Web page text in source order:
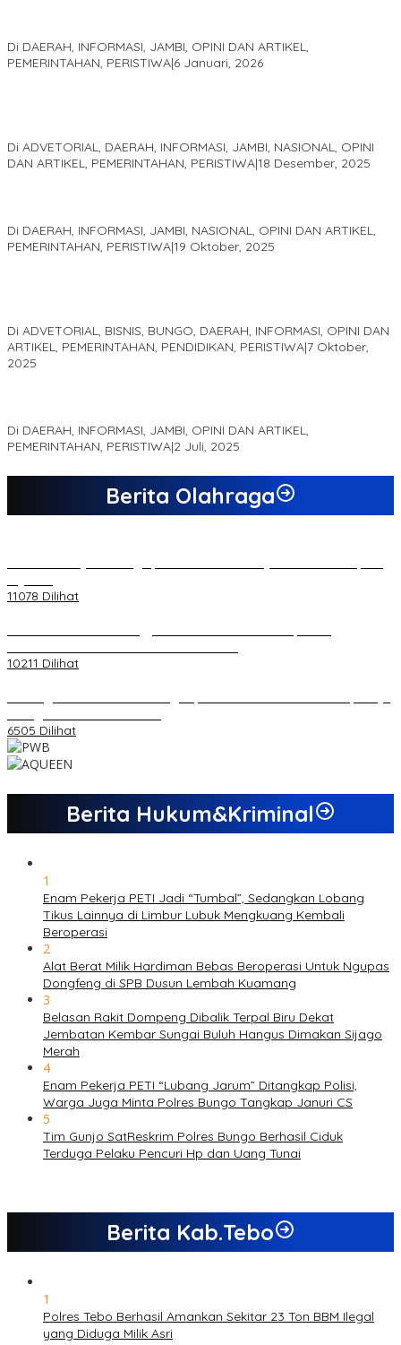
Di DAERAH, INFORMASI, JAMBI, OPINI DAN ARTIKEL,
PEMERINTAHAN, PERISTIWA|6 Januari, 2026
Di ADVETORIAL, DAERAH, INFORMASI, JAMBI, NASIONAL, OPINI
DAN ARTIKEL, PEMERINTAHAN, PERISTIWA|18 Desember, 2025
Di DAERAH, INFORMASI, JAMBI, NASIONAL, OPINI DAN ARTIKEL,
PEMERINTAHAN, PERISTIWA|19 Oktober, 2025
Di ADVETORIAL, BISNIS, BUNGO, DAERAH, INFORMASI, OPINI DAN
ARTIKEL, PEMERINTAHAN, PENDIDIKAN, PERISTIWA|7 Oktober,
2025
Di DAERAH, INFORMASI, JAMBI, OPINI DAN ARTIKEL,
PEMERINTAHAN, PERISTIWA|2 Juli, 2025
Berita Olahraga
11078 Dilihat
10211 Dilihat
6505 Dilihat
Berita Hukum&Kriminal
1
Enam Pekerja PETI Jadi “Tumbal”, Sedangkan Lobang
Tikus Lainnya di Limbur Lubuk Mengkuang Kembali
Beroperasi
2
Alat Berat Milik Hardiman Bebas Beroperasi Untuk Ngupas
Dongfeng di SPB Dusun Lembah Kuamang
3
Belasan Rakit Dompeng Dibalik Terpal Biru Dekat
Jembatan Kembar Sungai Buluh Hangus Dimakan Sijago
Merah
4
Enam Pekerja PETI “Lubang Jarum” Ditangkap Polisi,
Warga Juga Minta Polres Bungo Tangkap Januri CS
5
Tim Gunjo SatReskrim Polres Bungo Berhasil Ciduk
Terduga Pelaku Pencuri Hp dan Uang Tunai
Berita Kab.Tebo
1
Polres Tebo Berhasil Amankan Sekitar 23 Ton BBM Ilegal
yang Diduga Milik Asri